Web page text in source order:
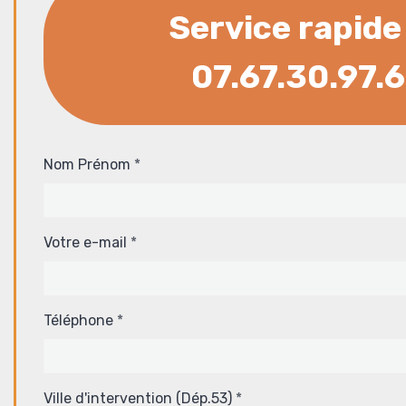
Service rapide
Nom Prénom
Votre e-mail
Téléphone
Ville d'intervention (Dép.53)